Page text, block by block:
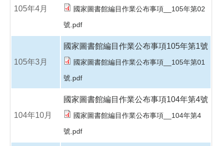
105年4月
國家圖書館編目作業公布事項__105年第02
號.pdf
105年3月
國家圖書館編目作業公布事項105年第1號
國家圖書館編目作業公布事項__105年第01
號.pdf
104年10月
國家圖書館編目作業公布事項104年第4號
國家圖書館編目作業公布事項__104年第4
號.pdf